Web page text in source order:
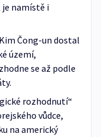
je namístě i
Čong-un dostal
území,
se až podle
rozhodnutí“
vůdce,
na americký